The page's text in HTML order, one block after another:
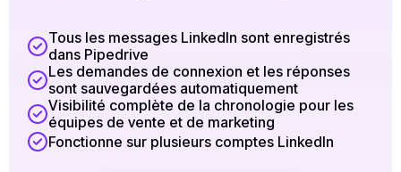
Tous les messages LinkedIn sont enregistrés
dans Pipedrive
Les demandes de connexion et les réponses
sont sauvegardées automatiquement
Visibilité complète de la chronologie pour les
équipes de vente et de marketing
Fonctionne sur plusieurs comptes LinkedIn